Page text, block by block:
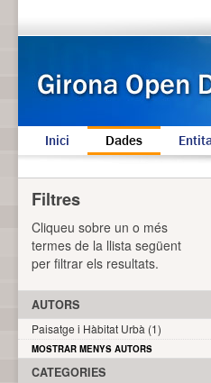
Inici Dades
Filtres
Cliqueu sobre un o més
termes de la llista següent
per filtrar els resultats.
AUTORS
Paisatge i Hàbitat Urbà (1)
MOSTRAR MENYS AUTORS
CATEGORIES